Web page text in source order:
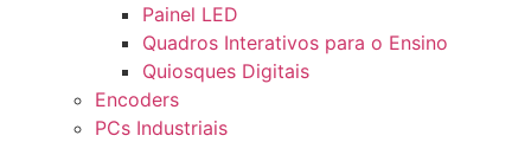
Painel LED
Quadros Interativos para o Ensino
Quiosques Digitais
Encoders
PCs Industriais